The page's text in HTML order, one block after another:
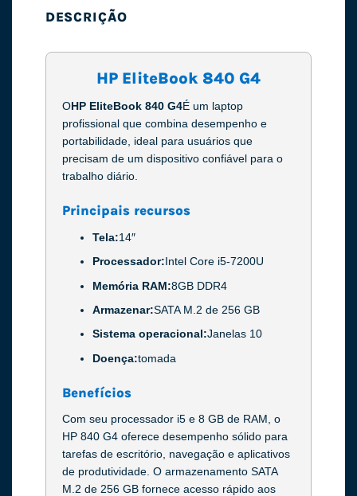
DESCRIÇÃO
HP EliteBook 840 G4
OHP EliteBook 840 G4É um laptop
profissional que combina desempenho e
portabilidade, ideal para usuários que
precisam de um dispositivo confiável para o
trabalho diário.
Principais recursos
Tela:14″
Processador:Intel Core i5-7200U
Memória RAM:8GB DDR4
Armazenar:SATA M.2 de 256 GB
Sistema operacional:Janelas 10
Doença:tomada
Benefícios
Com seu processador i5 e 8 GB de RAM, o
HP 840 G4 oferece desempenho sólido para
tarefas de escritório, navegação e aplicativos
de produtividade. O armazenamento SATA
M.2 de 256 GB fornece acesso rápido aos